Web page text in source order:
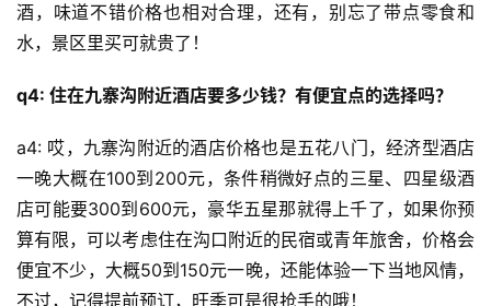
酒，味道不错价格也相对合理，还有，别忘了带点零食和
水，景区里买可就贵了！
q4: 住在九寨沟附近酒店要多少钱？有便宜点的选择吗？
a4: 哎，九寨沟附近的酒店价格也是五花八门，经济型酒店
一晚大概在100到200元，条件稍微好点的三星、四星级酒
店可能要300到600元，豪华五星那就得上千了，如果你预
算有限，可以考虑住在沟口附近的民宿或青年旅舍，价格会
便宜不少，大概50到150元一晚，还能体验一下当地风情，
不过，记得提前预订，旺季可是很抢手的哦！